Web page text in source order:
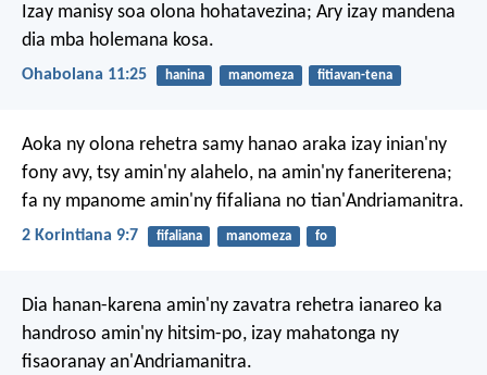
Izay manisy soa olona hohatavezina; Ary izay mandena
dia mba holemana kosa.
Ohabolana 11:25 hanina manomeza fitiavan-tena
Aoka ny olona rehetra samy hanao araka izay inian'ny
fony avy, tsy amin'ny alahelo, na amin'ny faneriterena;
fa ny mpanome amin'ny fifaliana no tian'Andriamanitra.
2 Korintiana 9:7 fifaliana manomeza fo
Dia hanan-karena amin'ny zavatra rehetra ianareo ka
handroso amin'ny hitsim-po, izay mahatonga ny
fisaoranay an'Andriamanitra.